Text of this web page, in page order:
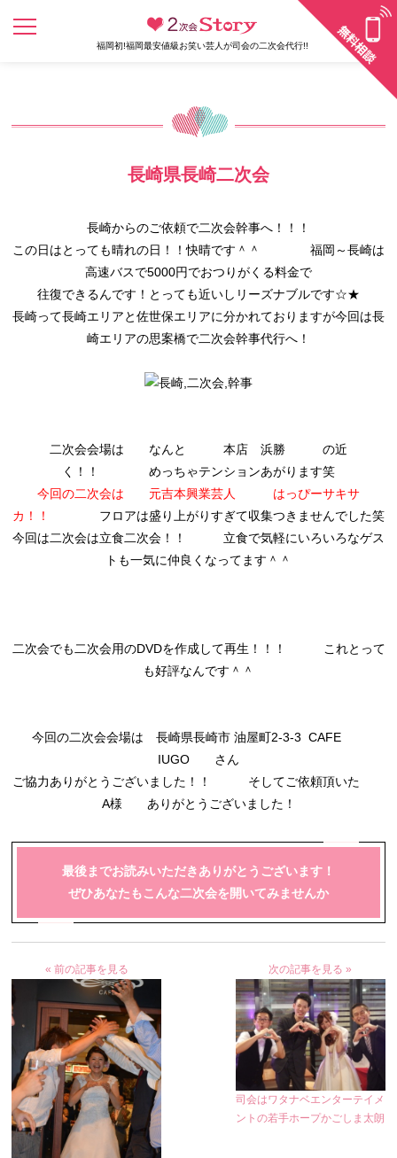
福岡初!福岡最安値級お笑い芸人が司会の二次会代行!!
長崎県長崎二次会
長崎からのご依頼で二次会幹事へ！！！
この日はとっても晴れの日！！快晴です＾＾ 福岡～長崎は
高速バスで5000円でおつりがくる料金で
往復できるんです！とっても近いしリーズナブルです☆★
長崎って長崎エリアと佐世保エリアに分かれておりますが今回は長
崎エリアの思案橋で二次会幹事代行へ！
二次会会場は なんと 本店 浜勝 の近
く！！ めっちゃテンションあがります笑
今回の二次会は 元吉本興業芸人 はっぴーサキサ
カ！！
フロアは盛り上がりすぎて収集つきませんでした笑
今回は二次会は立食二次会！！ 立食で気軽にいろいろなゲス
トも一気に仲良くなってます＾＾
二次会でも二次会用のDVDを作成して再生！！！ これとって
も好評なんです＾＾
今回の二次会会場は 長崎県長崎市 油屋町2-3-3 CAFE
IUGO さん
ご協力ありがとうございました！！ そしてご依頼頂いた
A様 ありがとうございました！
最後までお読みいただきありがとうございます！
ぜひあなたもこんな二次会を開いてみませんか
« 前の記事を見る 次の記事を見る »
司会はワタナベエンターテイメ
ントの若手ホープかごしま太朗